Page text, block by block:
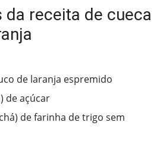
da receita de cueca
de laranja espremido
de açúcar
de farinha de trigo sem